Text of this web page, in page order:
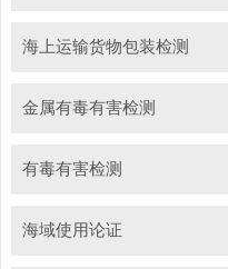
海上运输货物包装检测
金属有毒有害检测
有毒有害检测
海域使用论证